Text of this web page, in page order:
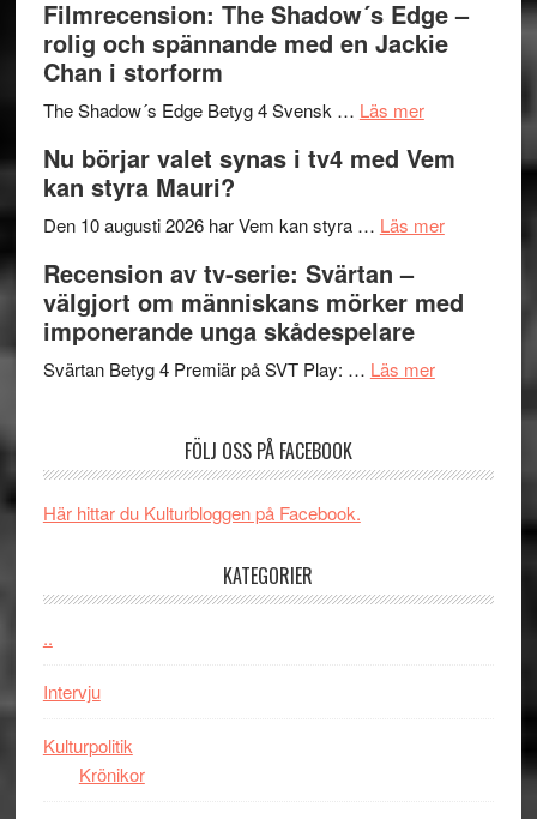
på
Roland
Pöntinen
Artipelag
bjuder
in
samtal
teater
Filmrecension: The Shadow´s Edge –
rolig och spännande med en Jackie
Chan i storform
The Shadow´s Edge Betyg 4 Svensk … Läs merom
The
´s
rolig
spännande
Chan
Nu börjar valet synas i tv4 med Vem
kan styra Mauri?
Den 10 augusti 2026 har Vem kan styra … Läs merom
valet
kan
Recension av tv-serie: Svärtan –
välgjort om människans mörker med
imponerande unga skådespelare
Svärtan Betyg 4 Premiär på SVT Play: … Läs merom
serie:
om
FÖLJ OSS PÅ FACEBOOK
Här hittar du Kulturbloggen på Facebook.
KATEGORIER
..
Intervju
Kulturpolitik
Krönikor